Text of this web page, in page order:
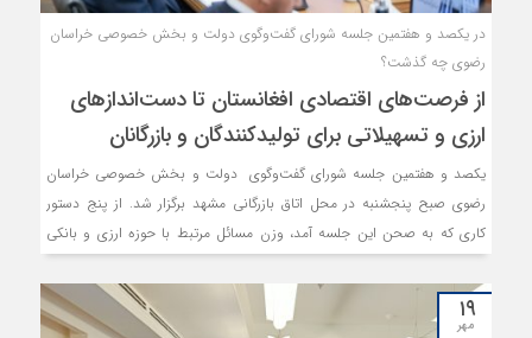
در یکصد و هفتمین جلسه شورای گفت‌و‌گوی دولت و بخش خصوصی خراسان
رضوی چه گذشت؟
از فرصت‌های اقتصادی افغانستان تا دست‌اندازهای
ارزی و تسهیلاتی برای تولیدکنندگان و بازرگانان
یکصد و هفتمین جلسه شورای گفت‌و‌گوی دولت و بخش خصوصی خراسان
رضوی صبح پنجشنبه در محل اتاق بازرگانی مشهد برگزار شد. از پنج دستور
کاری که به صحن این جلسه آمد، وزن مسائل مرتبط با حوزه ارزی و بانکی
سنگین‌تر بود. علاوه بر آن، موانع موجود در مسیر اجرای آیین‌نامه اجرایی ماده
16 قانون جهش تولید دانش بنیان برای صنایع مشمول و مشکلات یک
دستورالعمل سازمان تامین اجتماعی برای مهندسان مشاور نیز در این جلسه
۱۹
مهر